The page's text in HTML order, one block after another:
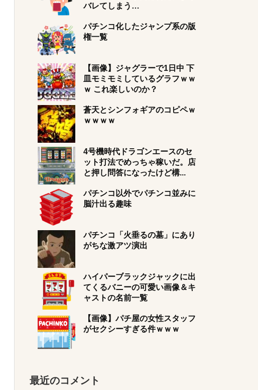
バレてしまう…
パチンコ化したジャンプ系の版
権一覧
【画像】ジャグラーで1日中 下
皿モミモミしているグラフｗｗ
ｗ これ楽しいのか？
蒼天とシンフォギアのコピペｗ
ｗｗｗｗ
4号機時代ドラゴンエースのセ
ット打法でめっちゃ稼いだ。店
と押し問答になったけど構...
パチンコ以外でパチンコ並みに
脳汁出る趣味
パチンコ「火垂るの墓」にあり
がちな激アツ演出
ハイパーブラックジャックに出
てくるバニーの可愛い画像＆キ
ャストの名前一覧
【画像】パチ屋の女性スタッフ
がセクシーすぎる件ｗｗｗ
最近のコメント